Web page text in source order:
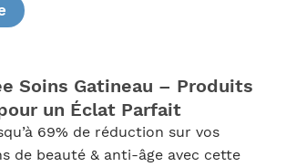
Soins Gatineau – Produits
un Éclat Parfait
69% de réduction sur vos
de beauté & anti-âge avec cette